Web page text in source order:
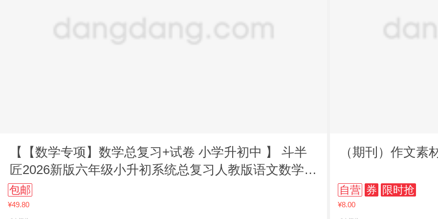
【【数学专项】数学总复习+试卷 小学升初中 】 斗半
匠2026新版六年级小升初系统总复习人教版语文数学英
语小升初真题卷专
包邮
¥49.80
（期刊）作文素
自营 券 限时抢
¥8.00